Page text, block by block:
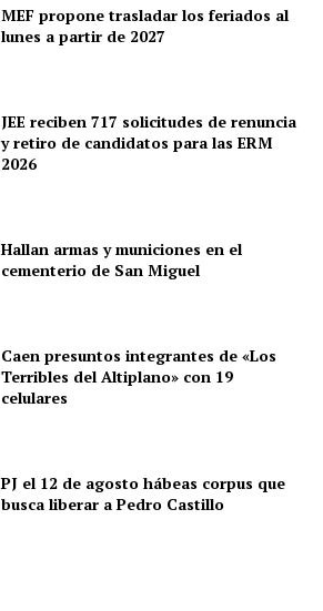
MEF propone trasladar los feriados al
lunes a partir de 2027
JEE reciben 717 solicitudes de renuncia
y retiro de candidatos para las ERM
2026
Hallan armas y municiones en el
cementerio de San Miguel
Caen presuntos integrantes de «Los
Terribles del Altiplano» con 19
celulares
PJ el 12 de agosto hábeas corpus que
busca liberar a Pedro Castillo